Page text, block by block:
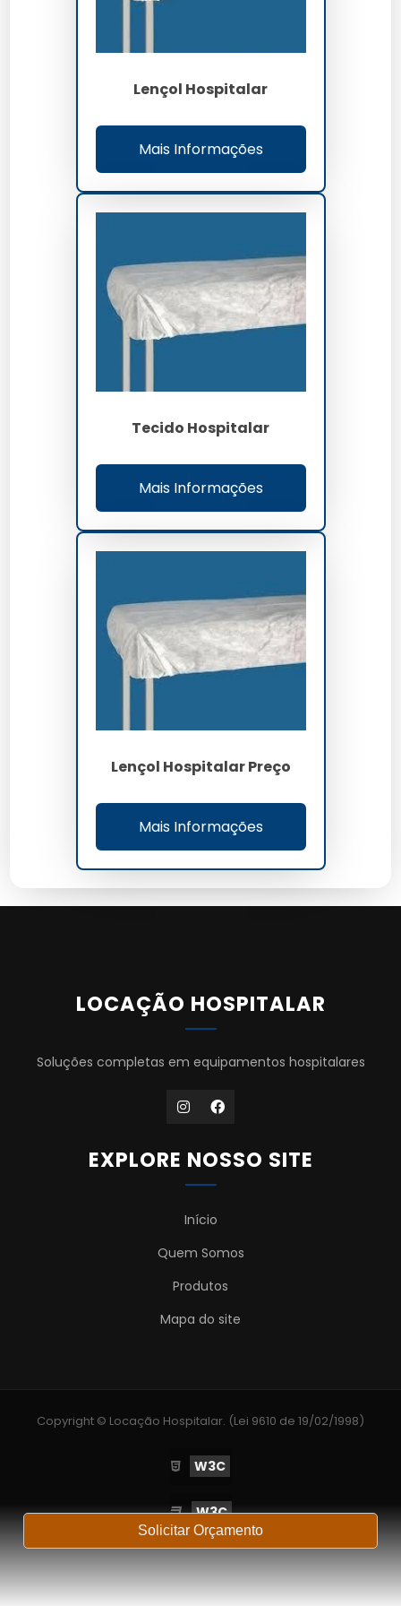
Solicitar Orçamento
Lençol Hospitalar
Mais Informações
Tecido Hospitalar
Mais Informações
Lençol Hospitalar Preço
Mais Informações
LOCAÇÃO HOSPITALAR
Soluções completas em equipamentos hospitalares
EXPLORE NOSSO SITE
Início
Quem Somos
Produtos
Mapa do site
Copyright © Locação Hospitalar. (Lei 9610 de 19/02/1998)
W3C
W3C